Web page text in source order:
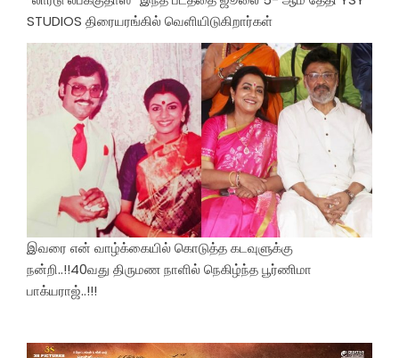
STUDIOS திரையரங்கில் வெளியிடுகிறார்கள்
இவரை என் வாழ்க்கையில் கொடுத்த கடவுளுக்கு
நன்றி..!!40வது திருமண நாளில் நெகிழ்ந்த பூர்ணிமா
பாக்யராஜ்..!!!